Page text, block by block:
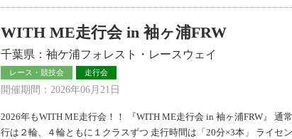
WITH ME走行会 in 袖ヶ浦FRW
千葉県：袖ケ浦フォレスト・レースウェイ
レース・競技会 走行会
開催期間：2026年06月21日
2026年もWITH ME走行会！！ 『WITH ME走行会 in 袖ヶ浦FRW』 通
行は２輪、４輪ともに１クラスずつ 走行時間は「20分×3本」 ライセ